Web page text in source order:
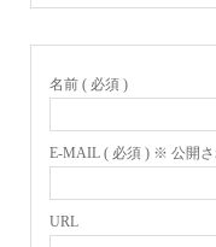
名前 ( 必須 )
E-MAIL ( 必須 ) ※ 公開さ
URL